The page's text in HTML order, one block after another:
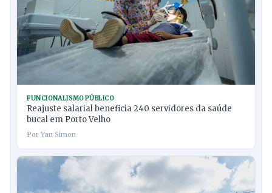
FUNCIONALISMO PÚBLICO
Reajuste salarial beneficia 240 servidores da saúde
bucal em Porto Velho
Por Yan Simon